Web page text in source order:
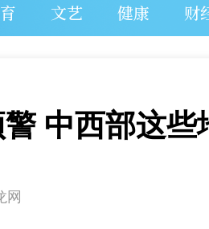
文艺 健康 财
中西部这些
网